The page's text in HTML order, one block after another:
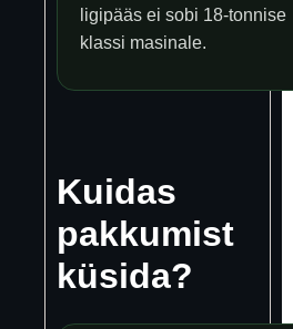
ligipääs ei sobi 18-tonnise
klassi masinale.
Kuidas
pakkumist
küsida?